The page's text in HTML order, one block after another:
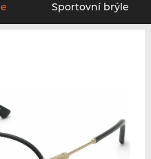
Sportovní brýle